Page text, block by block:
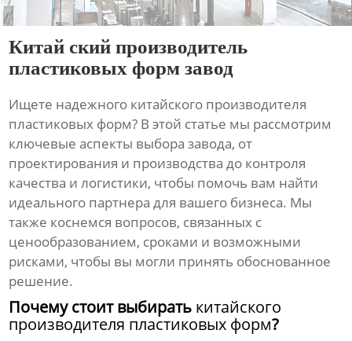
Китай ский производитель
пластиковых форм завод
Ищете надежного китайского производителя
пластиковых форм? В этой статье мы рассмотрим
ключевые аспекты выбора завода, от
проектирования и производства до контроля
качества и логистики, чтобы помочь вам найти
идеального партнера для вашего бизнеса. Мы
также коснемся вопросов, связанных с
ценообразованием, сроками и возможными
рисками, чтобы вы могли принять обоснованное
решение.
Почему стоит выбирать китайского
производителя пластиковых форм?